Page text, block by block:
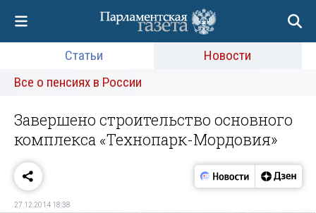
Статьи
Новости
Все о пенсиях в России
Завершено строительство основного
комплекса «Технопарк-Мордовия»
27.12.2014 18:38